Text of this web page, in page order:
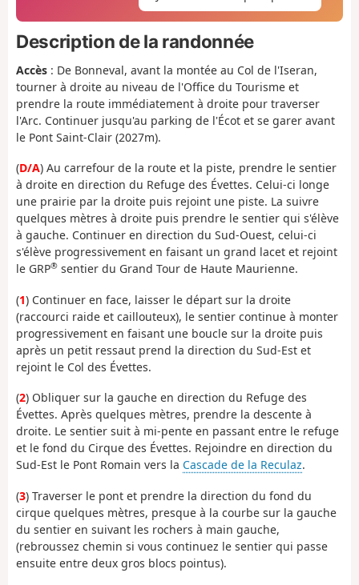
Description de la randonnée
Accès : De Bonneval, avant la montée au Col de l'Iseran,
tourner à droite au niveau de l'Office du Tourisme et
prendre la route immédiatement à droite pour traverser
l'Arc. Continuer jusqu'au parking de l'Écot et se garer avant
le Pont Saint-Clair (2027m).
(D/A) Au carrefour de la route et la piste, prendre le sentier
à droite en direction du Refuge des Évettes. Celui-ci longe
une prairie par la droite puis rejoint une piste. La suivre
quelques mètres à droite puis prendre le sentier qui s'élève
à gauche. Continuer en direction du Sud-Ouest, celui-ci
s'élève progressivement en faisant un grand lacet et rejoint
le GRP® sentier du Grand Tour de Haute Maurienne.
(1) Continuer en face, laisser le départ sur la droite
(raccourci raide et caillouteux), le sentier continue à monter
progressivement en faisant une boucle sur la droite puis
après un petit ressaut prend la direction du Sud-Est et
rejoint le Col des Évettes.
(2) Obliquer sur la gauche en direction du Refuge des
Évettes. Après quelques mètres, prendre la descente à
droite. Le sentier suit à mi-pente en passant entre le refuge
et le fond du Cirque des Évettes. Rejoindre en direction du
Sud-Est le Pont Romain vers la Cascade de la Reculaz.
(3) Traverser le pont et prendre la direction du fond du
cirque quelques mètres, presque à la courbe sur la gauche
du sentier en suivant les rochers à main gauche,
(rebroussez chemin si vous continuez le sentier qui passe
ensuite entre deux gros blocs pointus).